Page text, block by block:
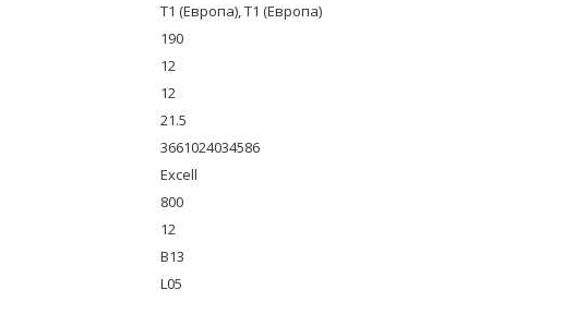
T1 (Европа), T1 (Европа)
190
12
12
21.5
3661024034586
Excell
800
12
B13
L05